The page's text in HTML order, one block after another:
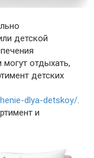
детской
отдыхать,
детских
dlya-detskoy/.
и